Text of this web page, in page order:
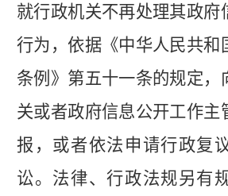
就行政机关不再处理其政府
行为，依据《中华人民共和
条例》第五十一条的规定，
关或者政府信息公开工作主
报，或者依法申请行政复
讼。法律、行政法规另有